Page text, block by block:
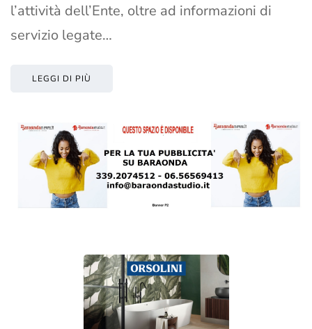
l’attività dell’Ente, oltre ad informazioni di
servizio legate…
LEGGI DI PIÙ